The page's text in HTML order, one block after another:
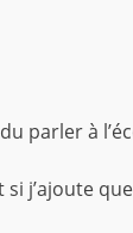
parler à
j’ajoute